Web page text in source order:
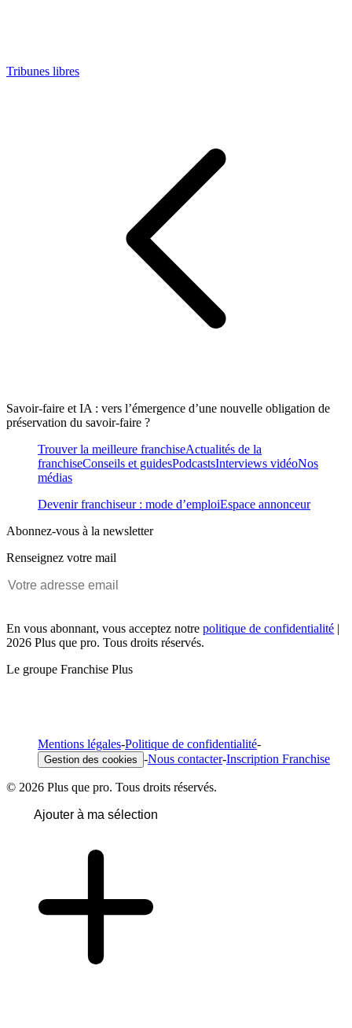
Tribunes libres
Savoir-faire et IA : vers l’émergence d’une nouvelle obligation de
préservation du savoir-faire ?
Trouver la meilleure franchiseActualités de la
franchiseConseils et guidesPodcastsInterviews vidéoNos
médias
Devenir franchiseur : mode d’emploiEspace annonceur
Abonnez-vous à la newsletter
Renseignez votre mail
En vous abonnant, vous acceptez notre politique de confidentialité |
2026 Plus que pro. Tous droits réservés.
Le groupe Franchise Plus
Mentions légales-Politique de confidentialité-
Gestion des cookies -Nous contacter-Inscription Franchise
© 2026 Plus que pro. Tous droits réservés.
Ajouter à ma sélection